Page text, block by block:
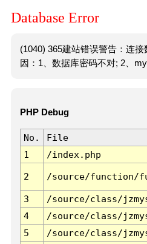
Database Error
(1040) 365建站错误警告：连
因：1、数据库密码不对; 2、
PHP Debug
No. File
1
/index.php
2 /source/function/
3 /source/class/
4
/source/class/
5
/source/class/